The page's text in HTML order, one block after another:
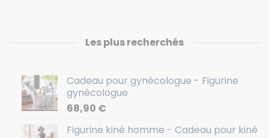
Les plus recherchés
Cadeau pour gynécologue - Figurine
gynécologue
68,90 €
Figurine kiné homme - Cadeau pour kiné